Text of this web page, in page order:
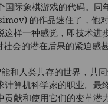
际象棋游戏的代码。
的作品迷住了，他
样一种感觉，即技术进
会的潜在后果的紧迫感甚
人类共存的世界，共同
算机科学家的职业。最
献和使用它们的变革潜